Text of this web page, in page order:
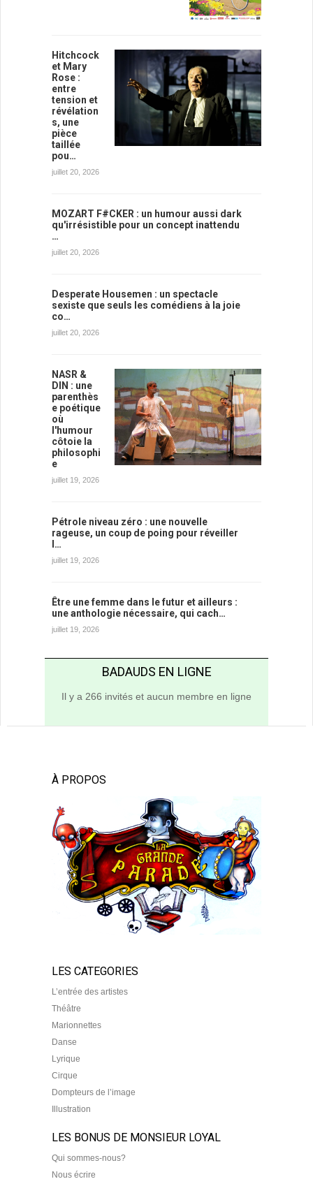
Hitchcock
et Mary
Rose :
entre
tension et
révélation
s, une
pièce
taillée
pou…
juillet 20, 2026
MOZART F#CKER : un humour aussi dark
qu'irrésistible pour un concept inattendu
…
juillet 20, 2026
Desperate Housemen : un spectacle
sexiste que seuls les comédiens à la joie
co…
juillet 20, 2026
NASR &
DIN : une
parenthès
e poétique
où
l'humour
côtoie la
philosophi
e
juillet 19, 2026
Pétrole niveau zéro : une nouvelle
rageuse, un coup de poing pour réveiller
l…
juillet 19, 2026
Être une femme dans le futur et ailleurs :
une anthologie nécessaire, qui cach…
juillet 19, 2026
BADAUDS EN LIGNE
Il y a 266 invités et aucun membre en ligne
À PROPOS
LES CATEGORIES
L’entrée des artistes
Théâtre
Marionnettes
Danse
Lyrique
Cirque
Dompteurs de l’image
Illustration
LES BONUS DE MONSIEUR LOYAL
Qui sommes-nous?
Nous écrire